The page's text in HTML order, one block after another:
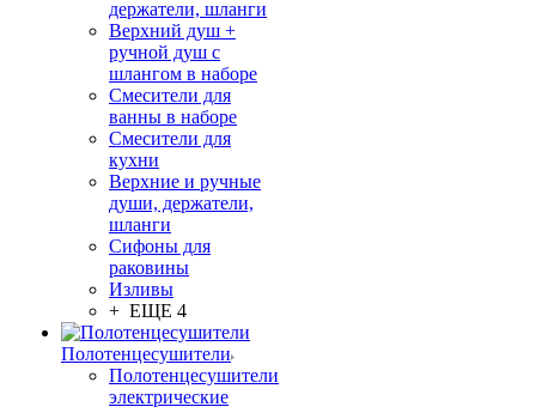
держатели, шланги
Верхний душ +
ручной душ с
шлангом в наборе
Смесители для
ванны в наборе
Смесители для
кухни
Верхние и ручные
души, держатели,
шланги
Сифоны для
раковины
Изливы
+ ЕЩЕ 4
Полотенцесушители
Полотенцесушители
электрические